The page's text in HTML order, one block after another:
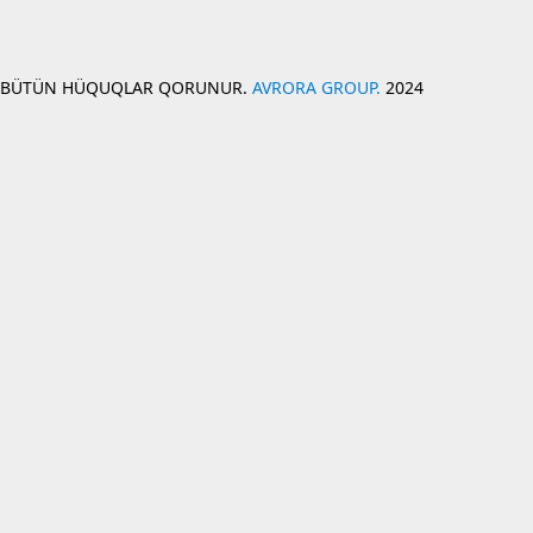
BÜTÜN HÜQUQLAR QORUNUR. AVRORA GROUP. 2024